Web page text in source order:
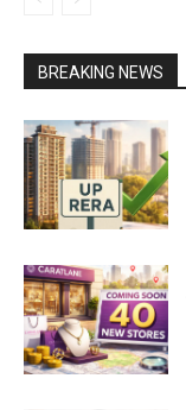
BREAKING NEWS